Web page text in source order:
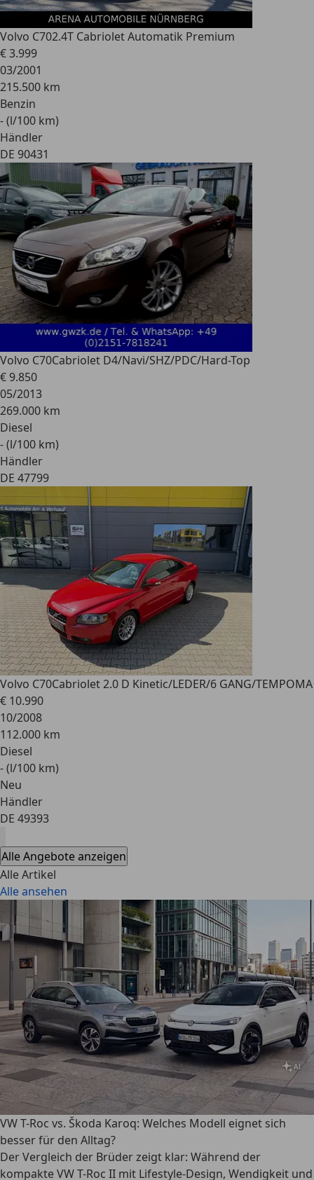
Volvo C702.4T Cabriolet Automatik Premium
€ 3.999
03/2001
215.500 km
Benzin
- (l/100 km)
Händler
DE 90431
Volvo C70Cabriolet D4/Navi/SHZ/PDC/Hard-Top
€ 9.850
05/2013
269.000 km
Diesel
- (l/100 km)
Händler
DE 47799
Volvo C70Cabriolet 2.0 D Kinetic/LEDER/6 GANG/TEMPOMA
€ 10.990
10/2008
112.000 km
Diesel
- (l/100 km)
Neu
Händler
DE 49393
Alle Angebote anzeigen
Alle Artikel
Alle ansehen
VW T-Roc vs. Škoda Karoq: Welches Modell eignet sich
besser für den Alltag?
Der Vergleich der Brüder zeigt klar: Während der
kompakte VW T-Roc II mit Lifestyle-Design, Wendigkeit und